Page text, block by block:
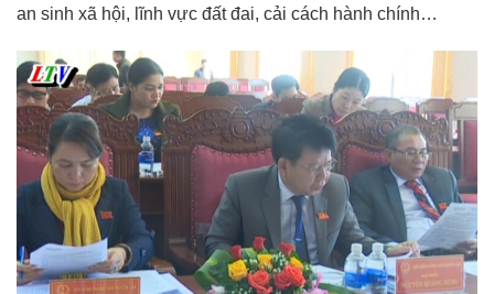
an sinh xã hội, lĩnh vực đất đai, cải cách hành chính…